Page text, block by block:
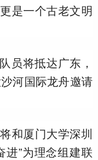
是一个古老文明
员将抵达广东，
河国际龙舟邀请
和厦门大学深圳
进”为理念组建联